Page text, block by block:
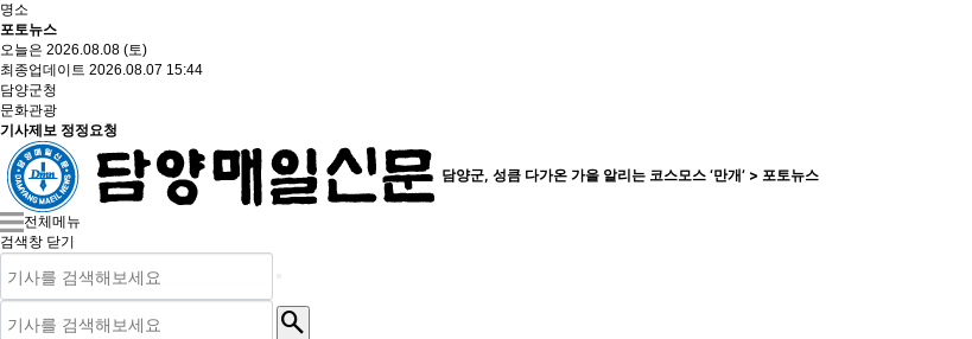
명소
포토뉴스
오늘은 2026.08.08 (토)
최종업데이트 2026.08.07 15:44
담양군청
문화관광
기사제보 정정요청
담양군, 성큼 다가온 가을 알리는 코스모스 ‘만개’ > 포토뉴스
전체메뉴
검색창 닫기
search